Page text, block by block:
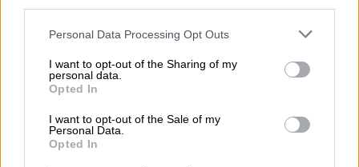
Personal Data Processing Opt Outs
I want to opt-out of the Sharing of my
personal data.
Opted In
I want to opt-out of the Sale of my
Personal Data.
Opted In
Alejandro Manriquez
Former Digital Trends Contributor
Topics